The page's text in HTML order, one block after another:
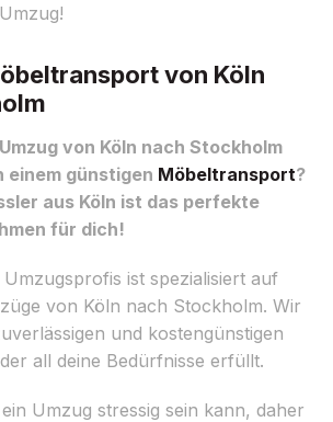
von Köln
von Köln nach Stockholm
einem günstigen Möbeltransport?
aus Köln ist das perfekte
für dich!
ist spezialisiert auf
von Köln nach Stockholm. Wir
und kostengünstigen
all deine Bedürfnisse erfüllt.
Umzug stressig sein kann, daher